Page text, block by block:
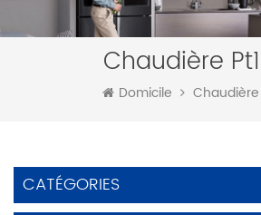
Chaudière
Domicile Chaudière
CATÉGORIES